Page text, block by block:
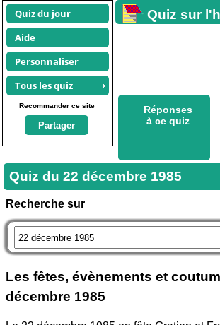
Quiz du jour
Aide
Personnaliser
Tous les quiz
Recommander ce site
Partager
Quiz sur
Réponses
à ce quiz
Quiz du 22 décembre 1985
Recherche sur
Les fêtes, évènements et
décembre 1985